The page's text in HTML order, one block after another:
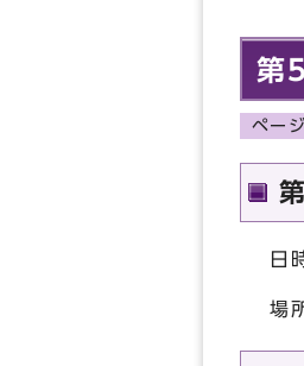
第
ペー
日
場